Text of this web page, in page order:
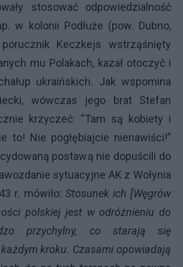
stosować odpowiedzialność
w kolonii Podłuże (pow. Dubno,
porucznik Keczkejs wstrząśnięty
mu Polakach, kazał otoczyć i
ukraińskich. Jak wspomina
wówczas jego brat Stefan
krzyczeć: “Tam są kobiety i
to! Nie pogłębiajcie nienawiści!”
postawą nie dopuścili do
sytuacyjne AK z Wołynia
r. mówiło: Stosunek ich [Węgrów
polskiej jest w odróżnieniu do
przychylny, co starają się
kroku. Czasami opowiadają